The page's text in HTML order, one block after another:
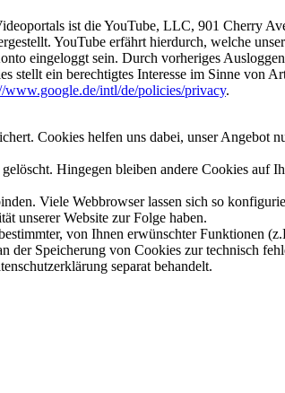
ist die YouTube, LLC, 901 Cherry
YouTube erfährt hierdurch, welche
eingeloggt sein. Durch vorheriges
stellt ein berechtigtes Interesse im Sinne von
www.google.de/intl/de/policies/privacy.
Cookies helfen uns dabei, unser Angebot
Hingegen bleiben andere Cookies auf
Viele Webbrowser lassen sich so
unserer Website zur Folge haben.
von Ihnen erwünschter Funktionen
Speicherung von Cookies zur technisch
separat behandelt.